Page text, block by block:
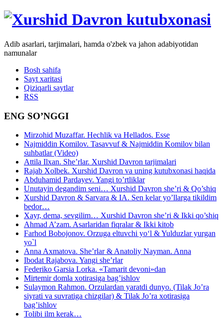
Adib asarlari, tarjimalari, hamda o'zbek va jahon adabiyotidan
namunalar
Bosh sahifa
Sayt xaritasi
Qiziqarli saytlar
RSS
ENG SO’NGGI
Mirzohid Muzaffar. Hechlik va Hellados. Esse
Najmiddin Komilov. Tasavvuf & Najmiddin Komilov bilan
suhbatlar (Video)
Attila Ilxan. She’rlar. Xurshid Davron tarjimalari
Rajab Xolbek. Xurshid Davron va uning kutubxonasi haqida
Abduhamid Pardayev. Yangi to’rtliklar
Unutayin degandim seni… Xurshid Davron she’ri & Qo’shiq
Xurshid Davron & Sarvara & IA. Sen kelar yo’llarga tikildim
bedor…
Xayr, dema, sevgilim… Xurshid Davron she’ri & Ikki qo’shiq
Ahmad A’zam. Asarlaridan fiqralar & Ikki kitob
Farhod Bobojonov. Orzuga eltuvchi yo‘l & Yulduzlar yurgan
yo`l
Anna Axmatova. She’rlar & Anatoliy Nayman. Anna
Ibodat Rajabova. Yangi she’rlar
Federiko Garsia Lorka. «Tamarit devoni»dan
Mirtemir domla xotirasiga bag’ishlov
Sulaymon Rahmon. Orzulardan yaratdi dunyo. (Tilak Jo’ra
siyrati va suvratiga chizgilar) & Tilak Jo’ra xotirasiga
bag’ishlov
Tolibi ilm kerak…